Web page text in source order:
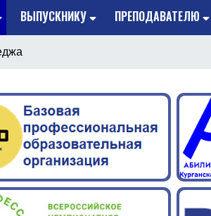
ВЫПУСКНИКУ ПРЕПОДАВАТЕЛЮ